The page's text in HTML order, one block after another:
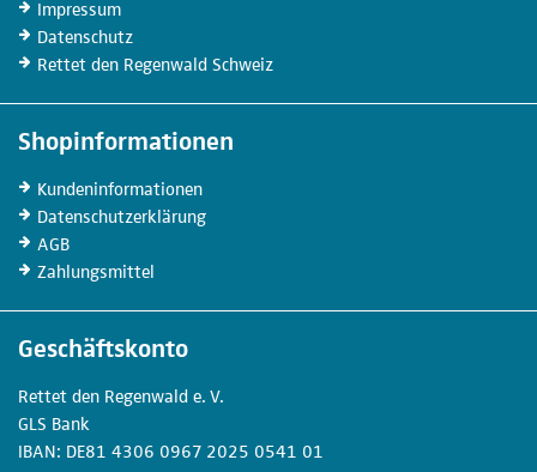
Impressum
Datenschutz
Rettet den Regenwald Schweiz
Shopinformationen
Kunden­informationen
Datenschutz­erklärung
AGB
Zahlungs­mittel
Geschäftskonto
Rettet den Regenwald e. V.
GLS Bank
IBAN
DE81 4306 0967 2025 0541 01